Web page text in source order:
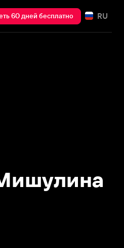
60 дней бесплатно RU